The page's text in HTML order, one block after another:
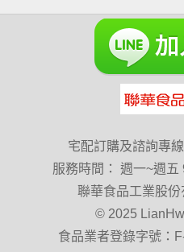
全聯 堅果 元氣什穀堅
萬歲開心果 脆烤 小
開心果 萬歲牌 海苔
萬歲牌 蔓越莓 全聯
小魚乾 味付 玉米
無添加 堅果禮盒 花
低溫烘焙 綜合 總匯
飯卷專用海苔 盛香珍
宅配訂購及諮詢專線
服務時間 ：
週一~週五
聯華食品工業股
© 2025
食品業者登錄字號：